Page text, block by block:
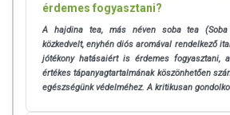
érdemes fogyasztani?
A hajdina tea, más néven soba tea
közkedvelt, enyhén diós aromával rendelkező
jótékony hatásaiért is érdemes fogyasztani,
értékes tápanyagtartalmának köszönhetően
egészségünk védelméhez. A kritikusan